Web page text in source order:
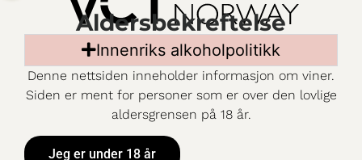
Kjennetegn
Emballasje
Aldersbekreftelse
Innenriks alkoholpolitikk
Denne nettsiden inneholder informasjon om viner.
Siden er ment for personer som er over den lovlige
aldersgrensen på 18 år.
Jeg er under 18 år